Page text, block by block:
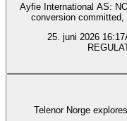
Ayfie International AS:
conversion committed,
25. juni 2026 16:17
Telenor Norge